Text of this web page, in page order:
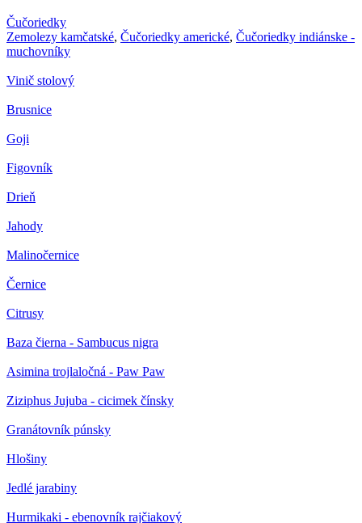
Čučoriedky
Zemolezy kamčatské, Čučoriedky americké, Čučoriedky indiánske -
muchovníky
Vinič stolový
Brusnice
Goji
Figovník
Drieň
Jahody
Malinočernice
Černice
Citrusy
Baza čierna - Sambucus nigra
Asimina trojlaločná - Paw Paw
Ziziphus Jujuba - cicimek čínsky
Granátovník púnsky
Hlošiny
Jedlé jarabiny
Hurmikaki - ebenovník rajčiakový